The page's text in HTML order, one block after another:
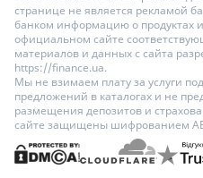
странице не является рекламой
банком информацию о продуктах
официальном сайте
материалов и данных с сайта
https://finance.ua.
Мы не взимаем плату за услуги
предложений в каталогах и не
размещения депозитов и
сайте защищены шифрованием